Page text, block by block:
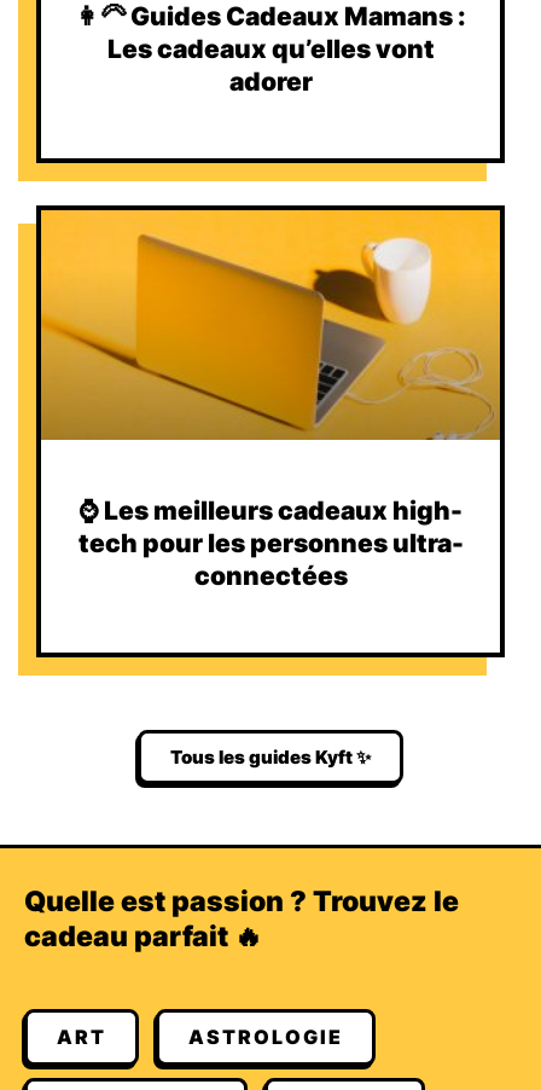
👩‍🦳 Guides Cadeaux Mamans :
Les cadeaux qu’elles vont
adorer
⌚️ Les meilleurs cadeaux high-
tech pour les personnes ultra-
connectées
Tous les guides Kyft ✨
Quelle est passion ? Trouvez le
cadeau parfait 🔥
ART ASTROLOGIE